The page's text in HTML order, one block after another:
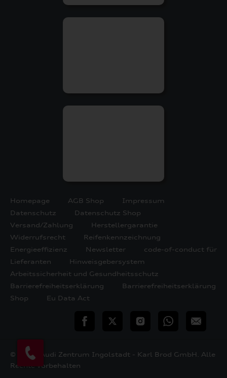
Homepage AGB Shop
Impressum
Datenschutz
Datenschutz Shop
Versand/Zahlung
Herstellergarantie
Widerrufsrecht
Reifenkennzeichnung
Energieeffizienz
Newsletter
code-of-conduct für
Lieferanten
Hinweisgebersystem
Arbeitssicherheit und Gesundheitsschutz
Barrierefreiheitserklärung
Barrierefreiheitserklärung
Shop
Eu Data Act
teilen Twitter InstagramWhatsApp
E-
© 2026 Audi Zentrum Ingolstadt - Karl Brod GmbH. Alle
Rechte vorbehalten